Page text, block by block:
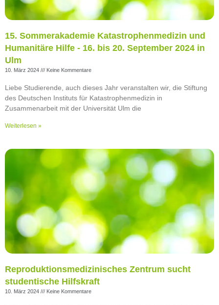
15. Sommerakademie Katastrophenmedizin und
Humanitäre Hilfe - 16. bis 20. September 2024 in
Ulm
10. März 2024 Keine Kommentare
Liebe Studierende, auch dieses Jahr veranstalten wir, die Stiftung
des Deutschen Instituts für Katastrophenmedizin in
Zusammenarbeit mit der Universität Ulm die
Weiterlesen »
Reproduktionsmedizinisches Zentrum sucht
studentische Hilfskraft
10. März 2024 Keine Kommentare